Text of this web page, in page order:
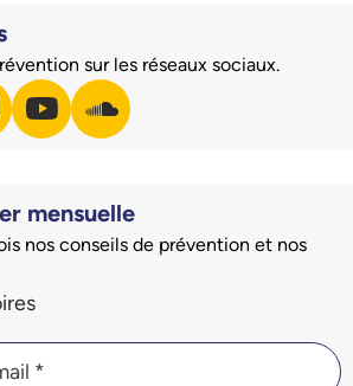
sur les réseaux sociaux.
LinkedIn
page Facebook
notre page Instagram
youtube
Visiter notre page Youtube
soundcloud
Visiter notre page
mensuelle
nos conseils de prévention et nos
d'inscription à la newsletter
*